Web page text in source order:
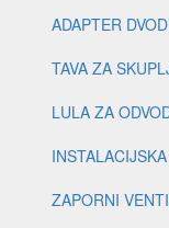
ADAPTER
TAVA ZA
LULA ZA
ZAPORNI